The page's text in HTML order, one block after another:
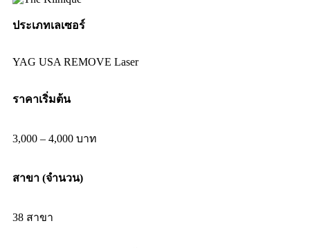
ประเภทเลเซอร์
YAG USA REMOVE Laser
ราคาเริ่มต้น
3,000 – 4,000 บาท
สาขา (จำนวน)
38 สาขา